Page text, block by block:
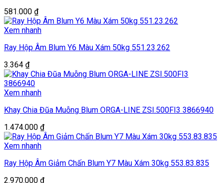
581.000 ₫
Xem nhanh
Ray Hộp Âm Blum Y6 Màu Xám 50kg 551.23.262
3.364 ₫
Xem nhanh
Khay Chia Đũa Muỗng Blum ORGA-LINE ZSI.500FI3 3866940
1.474.000 ₫
Xem nhanh
Ray Hộp Âm Giảm Chấn Blum Y7 Màu Xám 30kg 553.83.835
2.970.000 ₫